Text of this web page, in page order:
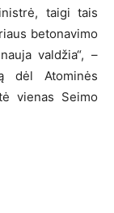
taigi tais
betonavimo
valdžia“, –
dėl Atominės
vienas Seimo